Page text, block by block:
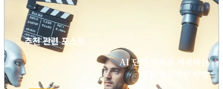
추천 관련 포스트
AI 단편 영화를 제작하는
가장 현실적인 방법